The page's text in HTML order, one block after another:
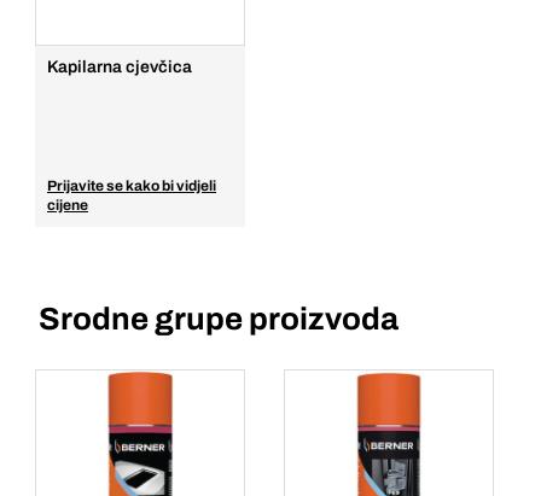
Kapilarna cjevčica
Prijavite se kako bi vidjeli
cijene
Srodne grupe proizvoda